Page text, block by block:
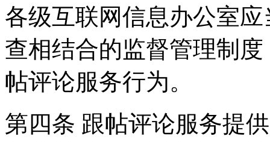
各级互联网信息办公室
查相结合的监督管理制
帖评论服务行为。
第四条 跟帖评论服务提